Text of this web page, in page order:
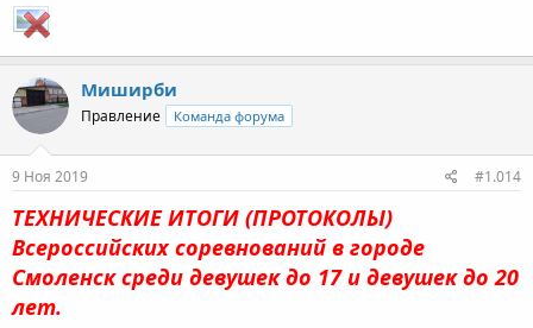
Миширби
Правление Команда форума
9 Ноя 2019 #1.014
ТЕХНИЧЕСКИЕ ИТОГИ (ПРОТОКОЛЫ)
Всероссийских соревнований в городе
Смоленск среди девушек до 17 и девушек до 20
лет.